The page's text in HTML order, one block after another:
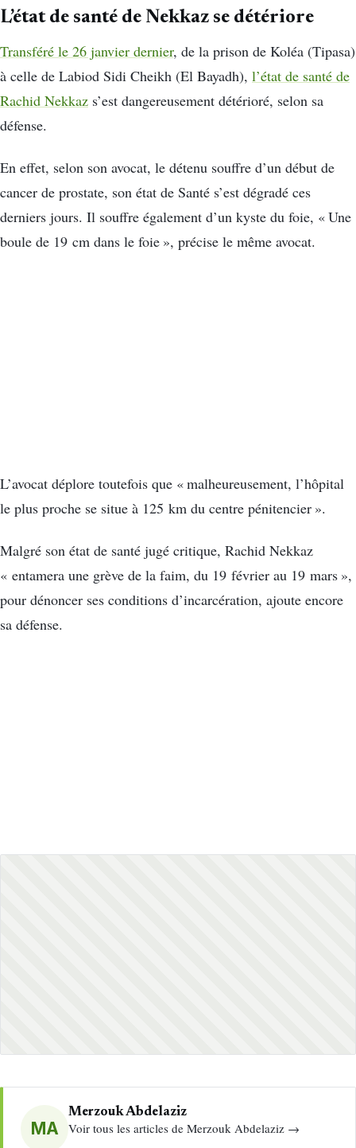
L’état de santé de Nekkaz se détériore
Transféré le 26 janvier dernier, de la prison de Koléa (Tipasa)
à celle de Labiod Sidi Cheikh (El Bayadh), l’état de santé de
Rachid Nekkaz s’est dangereusement détérioré, selon sa
défense.
En effet, selon son avocat, le détenu souffre d’un début de
cancer de prostate, son état de Santé s’est dégradé ces
derniers jours. Il souffre également d’un kyste du foie, « Une
boule de 19 cm dans le foie », précise le même avocat.
L’avocat déplore toutefois que « malheureusement, l’hôpital
le plus proche se situe à 125 km du centre pénitencier ».
Malgré son état de santé jugé critique, Rachid Nekkaz
« entamera une grève de la faim, du 19 février au 19 mars »,
pour dénoncer ses conditions d’incarcération, ajoute encore
sa défense.
MA
Merzouk Abdelaziz
Voir tous les articles de Merzouk Abdelaziz →